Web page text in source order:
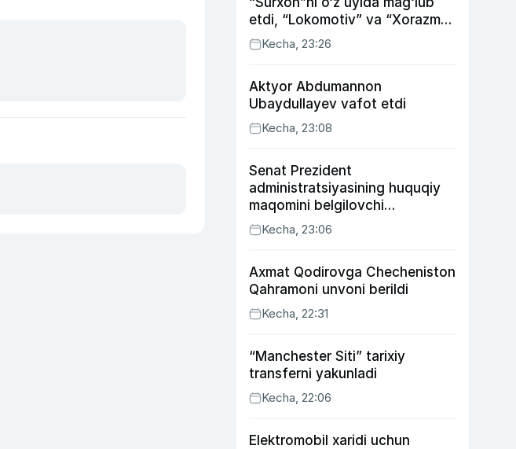
etdi, “Lokomotiv” va “Xorazm”
uyda g‘alaba qozondi
Kecha, 23:26
Aktyor Abdu­mannon
Ubaydullayev vafot etdi
Kecha, 23:08
Senat Prezident
administratsiyasining huquqiy
maqomini belgilovchi
konstitutsiyaviy qonunni
ma’qulladi
Kecha, 23:06
Axmat Qodirovga Checheniston
Qahramoni unvoni berildi
Kecha, 22:31
“Manchester Siti” tarixiy
transferni yakunladi
Kecha, 22:06
Elektromobil xaridi uchun